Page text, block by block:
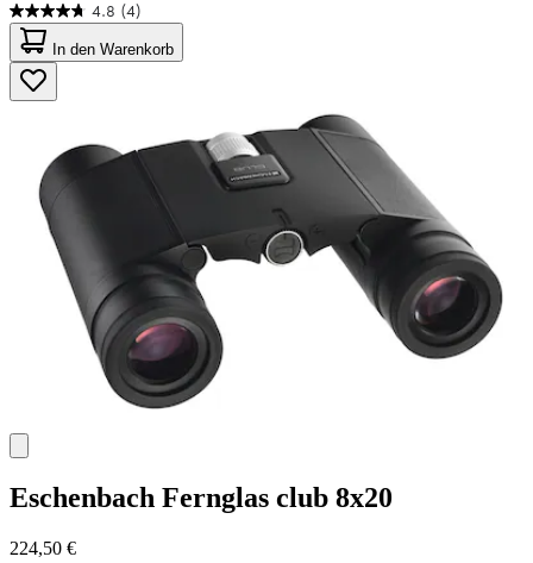
4.8 (4)
4.8
von
5
Sternen.
4
In den Warenkorb
Eschenbach Fernglas club 8x20
224,50 €